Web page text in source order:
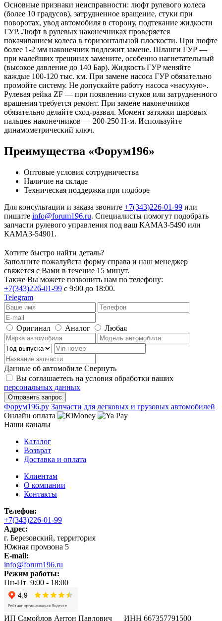
Основные признаки неисправности: люфт рулевого колеса
(более 10 градусов), затрудненное вращение, стуки при
поворотах, увод автомобиля в сторону, подтекание жидкости
ГУР. Люфт в рулевых наконечниках проверяется
покачиванием колеса в горизонтальной плоскости. При люфте
более 1-2 мм наконечник подлежит замене. Шланги ГУР —
при малейших трещинах замените, особенно нагнетательный
(высокое давление до 140 Бар). Жидкость ГУР меняйте
каждые 100-120 тыс. км. При замене насоса ГУР обязательно
промойте систему. Не допускайте работу насоса «насухую».
Рулевая рейка ZF — при появлении стуков или затрудненного
вращения требуется ремонт. При замене наконечников
обязательно делайте сход-развал. Момент затяжки шаровых
пальцев наконечников — 200-250 Н·м. Используйте
динамометрический ключ.
Преимущества «Форум196»
Оптовые условия сотрудничества
Наличие на складе
Техническая поддержка при подборе
Для консультации и заказа звоните +7(343)226-01-99 или
пишите info@forum196.ru. Специалисты помогут подобрать
запчасти рулевого управления под ваш КАМАЗ-5490 или
КАМАЗ-54901.
Хотите быстро найти деталь?
Заполните пожалуйста форму справа и наш менеджер
свяжется с Вами в течение 15 минут.
Также Вы можете позвонить нам по телефону:
+7(343)226-01-99 с 9:00 до 18:00.
Telegram
Оригинал Аналог Любая
Данные об автомобиле Свернуть
Вы соглашаетесь на условия обработки ваших
персональных данных
Фoрум196.ру Запчасти для легковых и грузовых автомобилей
Онлайн оплата
Наши каналы
Каталог
Возврат
Доставка и оплата
Клиентам
О компании
Контакты
Телефон:
+7(343)226-01-99
Адрес:
г. Березовский, территория
Южная промзона 5
E-mail:
info@forum196.ru
Режим работы:
Пн-Пт 9:00 - 18:00
ИП Самойлов Антон Павлович ИНН 667357791500